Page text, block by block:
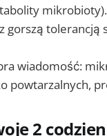
gorszą
wiadomość:
powtarzalnych,
2